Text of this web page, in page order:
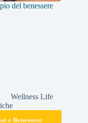
del benessere
Wellness Life